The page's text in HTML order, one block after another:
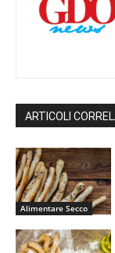
ARTICOLI
Alimentare Secco